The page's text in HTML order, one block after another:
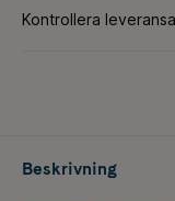
Beskrivning